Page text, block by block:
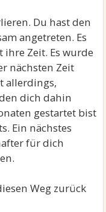
Du hast den
angetreten. Es
ihre Zeit. Es wurde
nächsten Zeit
allerdings,
dich dahin
gestartet bist
Ein nächstes
für dich
Weg zurück